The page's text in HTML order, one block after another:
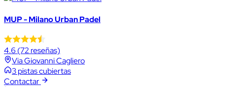
MUP - Milano Urban Padel
4.6 (72 reseñas)
Via Giovanni Cagliero
3 pistas cubiertas
Contactar